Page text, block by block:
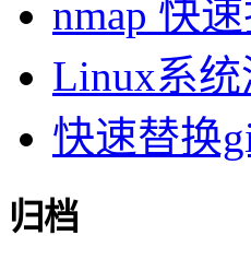
nmap 快
Linux系统
快速替换
归档